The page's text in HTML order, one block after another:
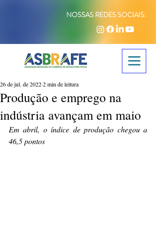
NOSSAS REDES SOCIAIS:
Produção e emprego na
indústria avançam em maio
26 de jul. de 20222 min de leitura
Em abril, o índice de produção chegou a
46,5 pontos